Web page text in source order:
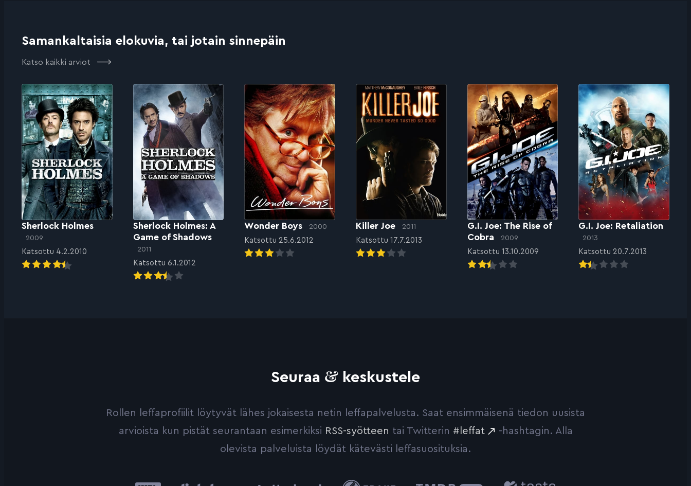
Samankaltaisia elokuvia, tai jotain sinnepäin
Katso kaikki arviot
Sherlock Holmes
2009
Katsottu 4.2.2010
Sherlock Holmes: A
Game of Shadows
2011
Katsottu 6.1.2012
Wonder Boys 2000
Katsottu 25.6.2012
Killer Joe 2011
Katsottu 17.7.2013
G.I. Joe: The Rise of
Cobra
2009
Katsottu 13.10.2009
G.I. Joe: Retaliation
2013
Katsottu 20.7.2013
Seuraa & keskustele
Rollen leffaprofiilit löytyvät lähes jokaisesta netin leffapalvelusta. Saat ensimmäisenä tiedon uusista
arvioista kun pistät seurantaan esimerkiksi RSS-syötteen tai Twitterin #leffat
-hashtagin. Alla
olevista palveluista löydät kätevästi leffasuosituksia.